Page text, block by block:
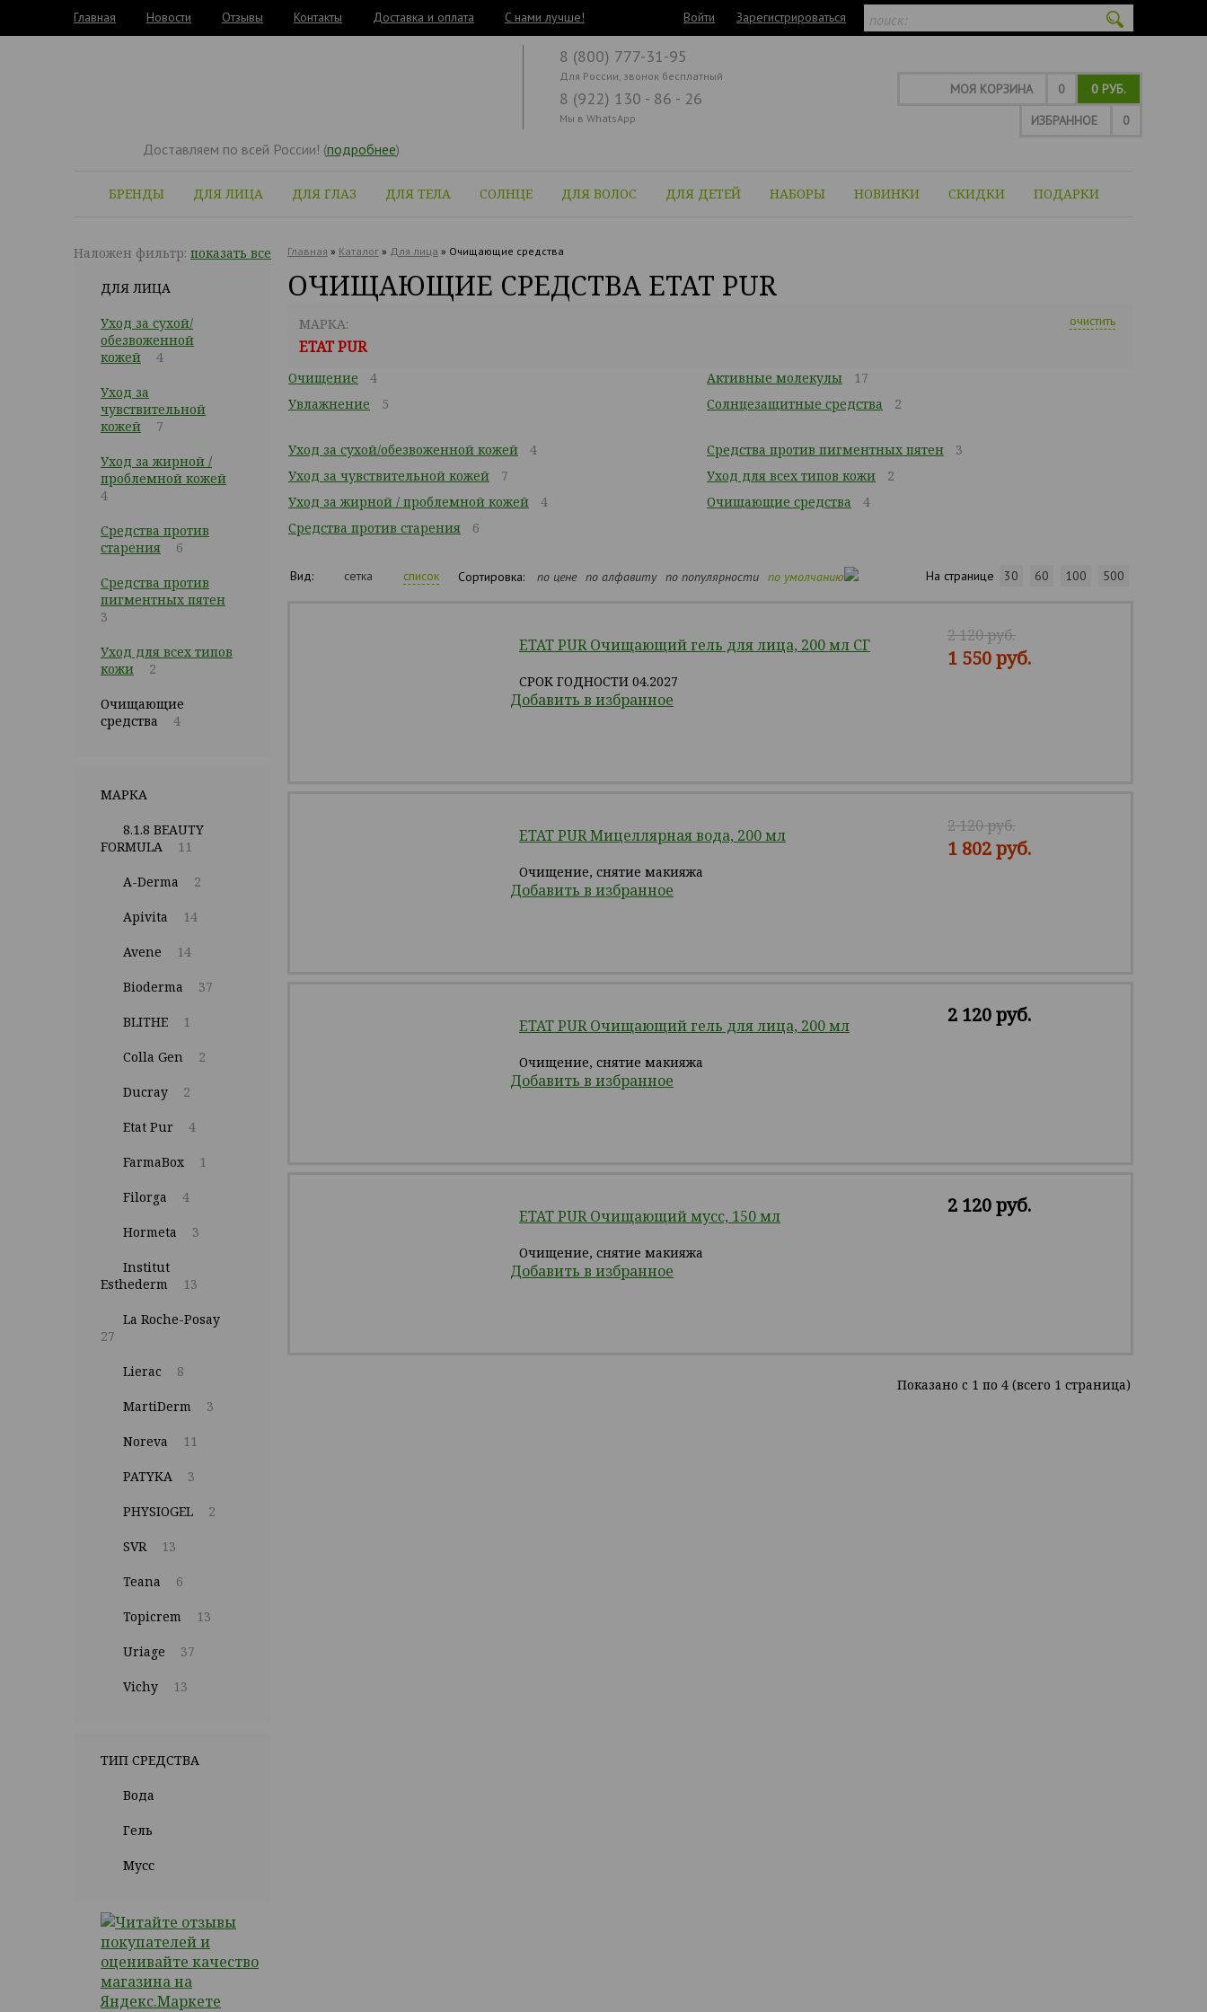
Главная Новости Отзывы Контакты Доставка и оплата C нами лучше! Войти Зарегистрироваться
Доставляем по всей России! (подробнее)
МОЯ КОРЗИНА 0
0 РУБ.
ИЗБРАННОЕ
0
БРЕНДЫ ДЛЯ ЛИЦА ДЛЯ ГЛАЗ ДЛЯ ТЕЛА СОЛНЦЕ ДЛЯ ВОЛОС ДЛЯ ДЕТЕЙ НАБОРЫ НОВИНКИ СКИДКИ ПОДАРКИ
8 (800) 777-31-95
Для России, звонок бесплатный
8 (922) 130 - 86 - 26
Мы в WhatsApp
Наложен фильтр: показать все
ДЛЯ ЛИЦА
Уход за сухой/
обезвоженной
кожей
4
Уход за
чувствительной
кожей
7
Уход за жирной /
проблемной кожей
4
Средства против
старения
6
Средства против
пигментных пятен
3
Уход для всех типов
кожи
2
Очищающие
средства
4
МАРКА
8.1.8 BEAUTY
FORMULA
11
A-Derma 2
Apivita 14
Avene 14
Bioderma 37
BLITHE 1
Colla Gen 2
Ducray 2
Etat Pur 4
FarmaBox 1
Filorga 4
Hormeta 3
Institut
Esthederm
13
La Roche-Posay
27
Lierac 8
MartiDerm 3
Noreva 11
PATYKA 3
PHYSIOGEL 2
SVR 13
Teana 6
Topicrem 13
Uriage 37
Vichy 13
ТИП СРЕДСТВА
Вода
Гель
Мусс
Главная » Каталог » Для лица » Очищающие средства
ОЧИЩАЮЩИЕ СРЕДСТВА ETAT PUR
МАРКА:
ETAT PUR
очистить
Очищение
4
Увлажнение
5
Активные молекулы
17
Солнцезащитные средства
2
Уход за сухой/обезвоженной кожей
4
Уход за чувствительной кожей
7
Уход за жирной / проблемной кожей
4
Средства против старения
6
Средства против пигментных пятен
3
Уход для всех типов кожи
2
Очищающие средства
4
Вид: сетка список Сортировка: по цене по алфавиту по популярности по умолчанию На странице 30 60 100 500
ETAT PUR Очищающий гель для лица, 200 мл СГ
СРОК ГОДНОСТИ 04.2027
Добавить в избранное
2 120 руб.
1 550 руб.
ETAT PUR Мицеллярная вода, 200 мл
Очищение, снятие макияжа
Добавить в избранное
2 120 руб.
1 802 руб.
ETAT PUR Очищающий гель для лица, 200 мл
Очищение, снятие макияжа
Добавить в избранное
2 120 руб.
ETAT PUR Очищающий мусс, 150 мл
Очищение, снятие макияжа
Добавить в избранное
2 120 руб.
Показано c 1 по 4 (всего 1 страница)